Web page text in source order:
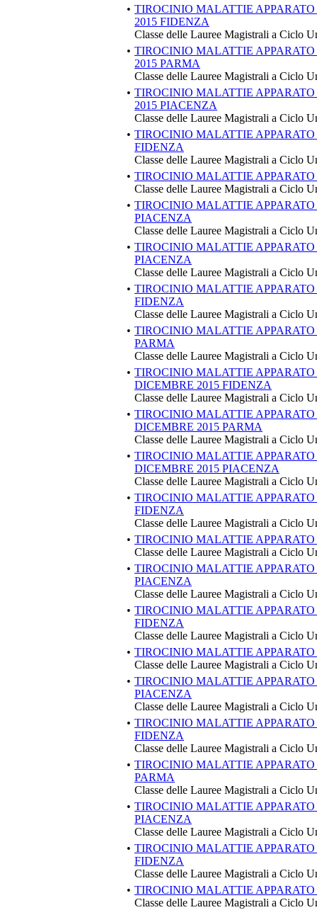
• TIROCINIO MALATTIE
2015 FIDENZA
Classe delle Lauree Magistrali a Ciclo
• TIROCINIO MALATTIE
2015 PARMA
Classe delle Lauree Magistrali a Ciclo
• TIROCINIO MALATTIE
2015 PIACENZA
Classe delle Lauree Magistrali a Ciclo
• TIROCINIO MALATTIE
FIDENZA
Classe delle Lauree Magistrali a Ciclo
• TIROCINIO MALATTIE
Classe delle Lauree Magistrali a Ciclo
• TIROCINIO MALATTIE
PIACENZA
Classe delle Lauree Magistrali a Ciclo
• TIROCINIO MALATTIE
PIACENZA
Classe delle Lauree Magistrali a Ciclo
• TIROCINIO MALATTIE
FIDENZA
Classe delle Lauree Magistrali a Ciclo
• TIROCINIO MALATTIE
PARMA
Classe delle Lauree Magistrali a Ciclo
• TIROCINIO MALATTIE
DICEMBRE 2015 FIDENZA
Classe delle Lauree Magistrali a Ciclo
• TIROCINIO MALATTIE
DICEMBRE 2015 PARMA
Classe delle Lauree Magistrali a Ciclo
• TIROCINIO MALATTIE
DICEMBRE 2015 PIACENZA
Classe delle Lauree Magistrali a Ciclo
• TIROCINIO MALATTIE
FIDENZA
Classe delle Lauree Magistrali a Ciclo
• TIROCINIO MALATTIE
Classe delle Lauree Magistrali a Ciclo
• TIROCINIO MALATTIE
PIACENZA
Classe delle Lauree Magistrali a Ciclo
• TIROCINIO MALATTIE
FIDENZA
Classe delle Lauree Magistrali a Ciclo
• TIROCINIO MALATTIE
Classe delle Lauree Magistrali a Ciclo
• TIROCINIO MALATTIE
PIACENZA
Classe delle Lauree Magistrali a Ciclo
• TIROCINIO MALATTIE
FIDENZA
Classe delle Lauree Magistrali a Ciclo
• TIROCINIO MALATTIE
PARMA
Classe delle Lauree Magistrali a Ciclo
• TIROCINIO MALATTIE
PIACENZA
Classe delle Lauree Magistrali a Ciclo
• TIROCINIO MALATTIE
FIDENZA
Classe delle Lauree Magistrali a Ciclo
• TIROCINIO MALATTIE
Classe delle Lauree Magistrali a Ciclo